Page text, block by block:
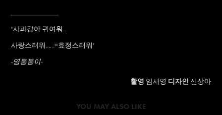
"사과같아 귀여워...
사랑스러워......=효정스러워"
-영동동이-
촬영 임서영 디자인 신상아
YOU MAY ALSO LIKE